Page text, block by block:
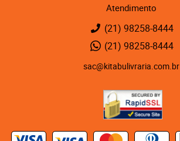
Atendimento
(21) 98258-8444
(21) 98258-8444
sac@kitabulivraria.com.br